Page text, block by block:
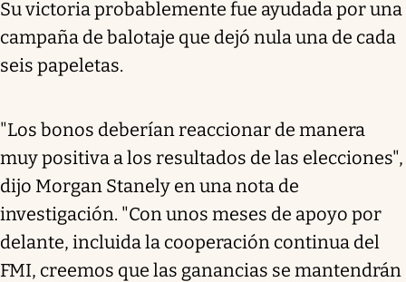
Su victoria probablemente fue ayudada por una
campaña de balotaje que dejó nula una de cada
seis papeletas.
"Los bonos deberían reaccionar de manera
muy positiva a los resultados de las elecciones",
dijo Morgan Stanely en una nota de
investigación. "Con unos meses de apoyo por
delante, incluida la cooperación continua del
FMI, creemos que las ganancias se mantendrán